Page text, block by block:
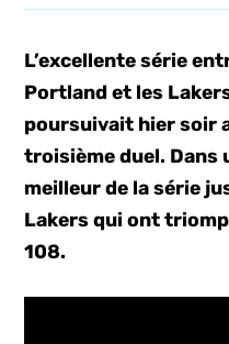
L’excellente série
Portland et les
poursuivait hier soir
troisième duel. Dans
meilleur de la série
Lakers qui ont
108.